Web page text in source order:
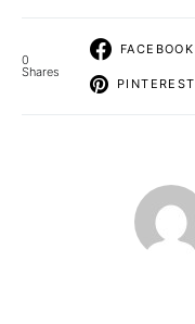
0
Shares
FACEBOOK
PINTEREST